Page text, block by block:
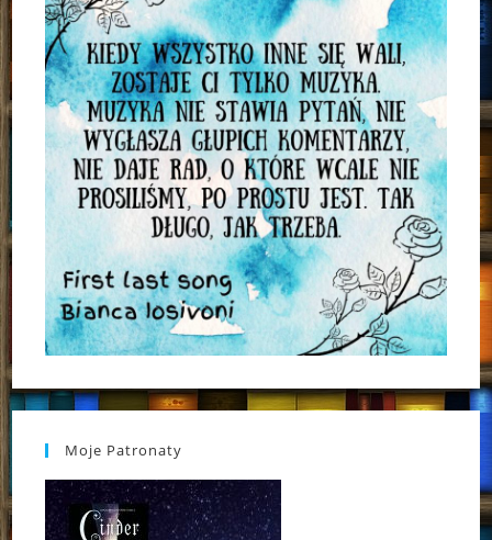
Moje Patronaty